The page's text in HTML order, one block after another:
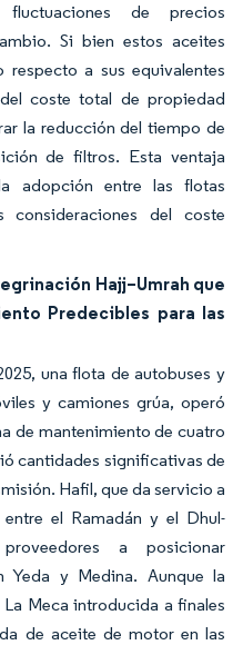
de precios
Si bien estos aceites
a sus equivalentes
coste total de propiedad
la reducción del tiempo de
de filtros. Esta ventaja
adopción entre las flotas
consideraciones del coste
Hajj–Umrah que
Predecibles para las
una flota de autobuses y
y camiones grúa, operó
de mantenimiento de cuatro
cantidades significativas de
Hafil, que da servicio a
el Ramadán y el Dhul-
a posicionar
Yeda y Medina. Aunque la
Meca introducida a finales
de aceite de motor en las